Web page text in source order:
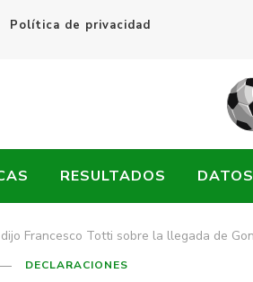
Política de privacidad
RESULTADOS
Francesco Totti sobre la llegada de
DECLARACIONES